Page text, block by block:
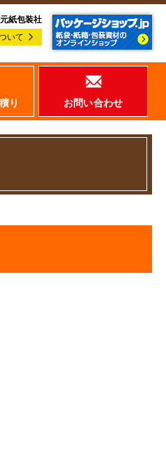
紙包装社
いて
り お問い合わせ